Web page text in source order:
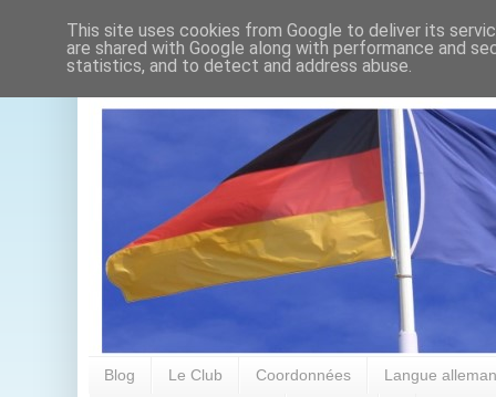
Blog Le Club Coordonnées Langue
This site uses cookies from Google to deliver its
are shared with Google along with performance and
statistics, and to detect and address abuse.